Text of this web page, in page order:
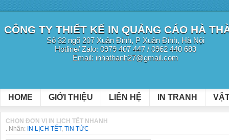
CÔNG TY THIẾT KẾ IN QUẢNG CÁO HÀ
Số 32 ngõ 207 Xuân Đỉnh, P Xuân Đỉnh, Hà Nội
Hotline/ Zalo: 0979 407 447 / 0962 440 683
Email: inhathanh27@gmail.com
HOME GIỚI THIỆU LIÊN HỆ IN TRANH
CHỌN ĐƠN VỊ IN LỊCH TẾT NHANH
. Nhãn: IN LỊCH TẾT, TIN TỨC